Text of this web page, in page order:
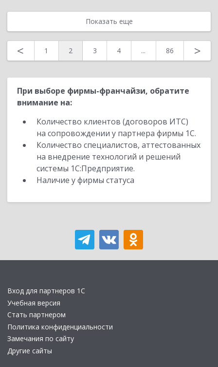
Показать еще
< 1 2 3 4 ... 86 >
При выборе фирмы-франчайзи, обратите
внимание на:
Количество клиентов (договоров ИТС)
на сопровождении у партнера фирмы 1С.
Количество специалистов, аттестованных
на внедрение технологий и решений
системы 1С:Предприятие.
Наличие у фирмы статуса
Вход для партнеров 1С
Учебная версия
Стать партнером
Политика конфиденциальности
Замечания по сайту
Другие сайты